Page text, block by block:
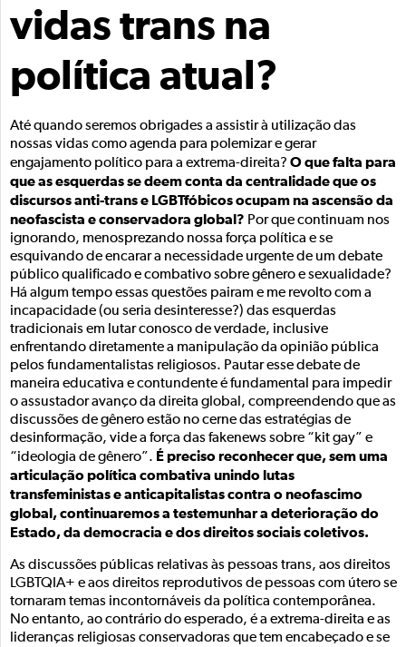
vidas trans na
política atual?
Até quando seremos obrigades a assistir à utilização das
nossas vidas como agenda para polemizar e gerar
engajamento político para a extrema-direita? O que falta para
que as esquerdas se deem conta da centralidade que os
discursos anti-trans e LGBTfóbicos ocupam na ascensão da
neofascista e conservadora global? Por que continuam nos
ignorando, menosprezando nossa força política e se
esquivando de encarar a necessidade urgente de um debate
público qualificado e combativo sobre gênero e sexualidade?
Há algum tempo essas questões pairam e me revolto com a
incapacidade (ou seria desinteresse?) das esquerdas
tradicionais em lutar conosco de verdade, inclusive
enfrentando diretamente a manipulação da opinião pública
pelos fundamentalistas religiosos. Pautar esse debate de
maneira educativa e contundente é fundamental para impedir
o assustador avanço da direita global, compreendendo que as
discussões de gênero estão no cerne das estratégias de
desinformação, vide a força das fakenews sobre “kit gay” e
“ideologia de gênero”. É preciso reconhecer que, sem uma
articulação política combativa unindo lutas
transfeministas e anticapitalistas contra o neofascimo
global, continuaremos a testemunhar a deterioração do
Estado, da democracia e dos direitos sociais coletivos.
As discussões públicas relativas às pessoas trans, aos direitos
LGBTQIA+ e aos direitos reprodutivos de pessoas com útero se
tornaram temas incontornáveis da política contemporânea.
No entanto, ao contrário do esperado, é a extrema-direita e as
lideranças religiosas conservadoras que tem encabeçado e se